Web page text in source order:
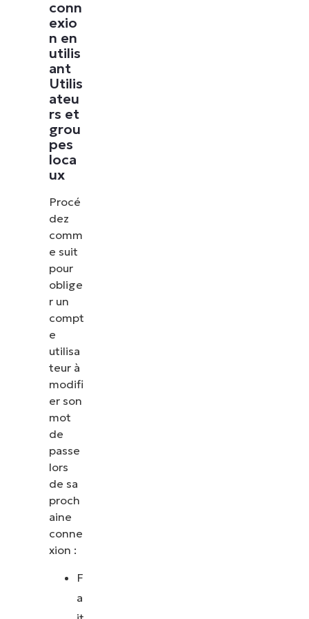
conn
exio
n en
utilis
ant
Utilis
ateu
rs et
grou
pes
loca
ux
Procé
dez
comm
e suit
pour
oblige
r un
compt
e
utilisa
teur à
modifi
er son
mot
de
passe
lors
de sa
proch
aine
conne
xion :
F
a